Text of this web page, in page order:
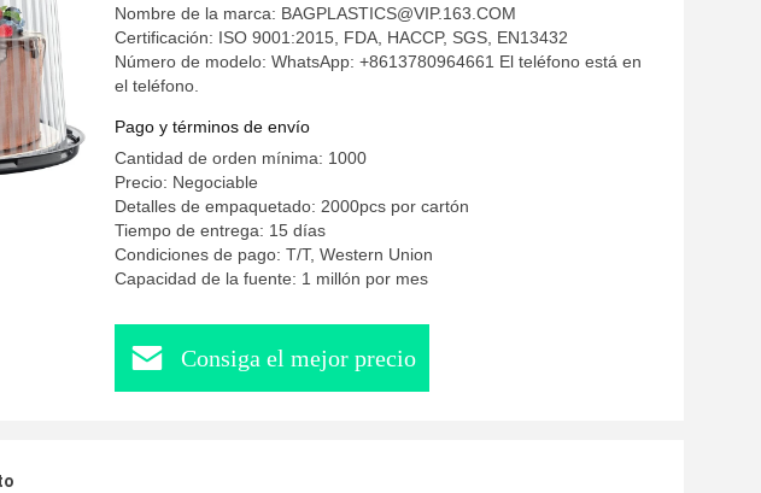
Nombre de la marca: BAGPLASTICS@VIP.163.COM
Certificación: ISO 9001:2015, FDA, HACCP, SGS, EN13432
Número de modelo: WhatsApp: +8613780964661 El teléfono está en
el teléfono.
Pago y términos de envío
Cantidad de orden mínima: 1000
Precio: Negociable
Detalles de empaquetado: 2000pcs por cartón
Tiempo de entrega: 15 días
Condiciones de pago: T/T, Western Union
Capacidad de la fuente: 1 millón por mes
Consiga el mejor precio